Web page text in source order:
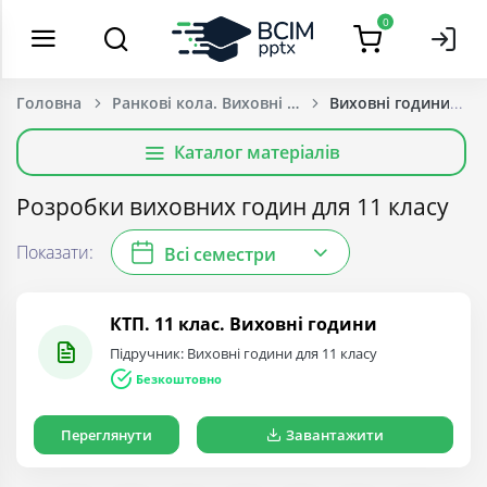
0
Головна Ранкові кола. Виховні години. Безпекові бесіди Виховні години для
Каталог матеріалів
Розробки виховних годин для 11 класу
Показати: Всі семестри
КТП. 11 клас. Виховні години
Підручник: Виховні години для 11 класу
Безкоштовно
Переглянути Завантажити